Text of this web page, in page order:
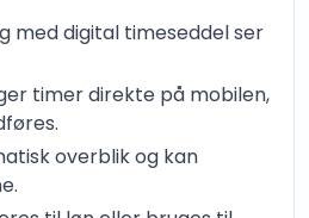
med digital timeseddel ser
timer direkte på mobilen,
overblik og kan